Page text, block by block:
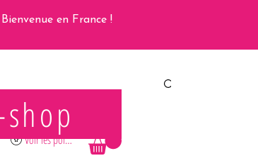
Voir les points
Bienvenue en France !
Se connecter